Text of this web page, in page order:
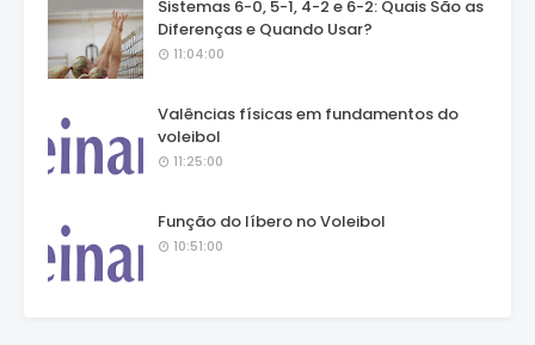
Sistemas 6-0, 5-1, 4-2 e 6-2: Quais São as
Diferenças e Quando Usar?
11:04:00
Valências físicas em fundamentos do
voleibol
11:25:00
Função do líbero no Voleibol
10:51:00